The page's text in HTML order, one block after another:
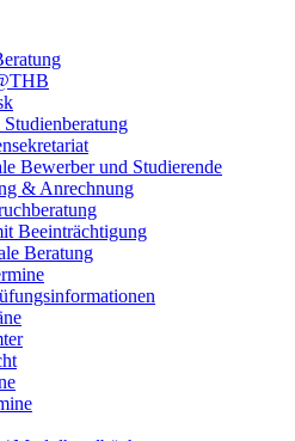
Bewerber und Studierende
& Anrechnung
Beeinträchtigung
Beratung